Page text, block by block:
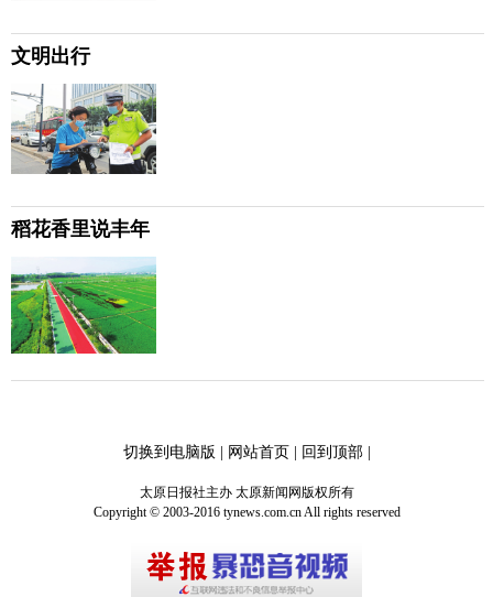
文明出行
稻花香里说丰年
切换到电脑版 | 网站首页| 回到顶部|
太原日报社主办 太原新闻网版权所有
Copyright © 2003-2016 tynews.com.cn All rights reserved